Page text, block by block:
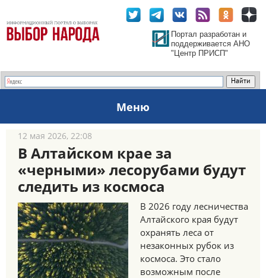
Портал разработан и
поддерживается АНО
"Центр ПРИСП"
Меню
12 мая 2026, 22:08
В Алтайском крае за
«черными» лесорубами будут
следить из космоса
В 2026 году лесничества
Алтайского края будут
охранять леса от
незаконных рубок из
космоса. Это стало
возможным после